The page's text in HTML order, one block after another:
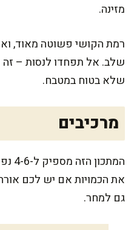
מזינה.
רמת הקושי פשוטה מאוד,
שלב. אל תפחדו לנסות –
שלא בטוח במטבח.
מרכיבים
את הכמויות אם יש לכם
גם למחר.